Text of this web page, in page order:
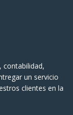
contabilidad,
un servicio
clientes en la